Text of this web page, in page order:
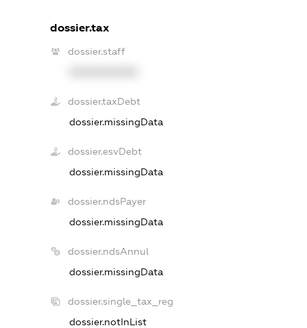
dossier.tax
dossier.staff
dossier.taxDebt
dossier.missingData
dossier.esvDebt
dossier.missingData
dossier.ndsPayer
dossier.missingData
dossier.ndsAnnul
dossier.missingData
dossier.single_tax_reg
dossier.notInList